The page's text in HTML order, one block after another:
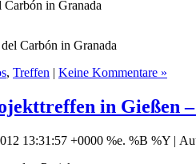
in Granada
Carbón in Granada
, Treffen | Keine Kommentare »
in Gießen –
13:31:57 +0000 %e. %B %Y |